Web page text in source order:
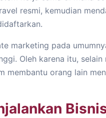
resmi, kemudian
marketing pada
Oleh karena itu,
membantu orang lain